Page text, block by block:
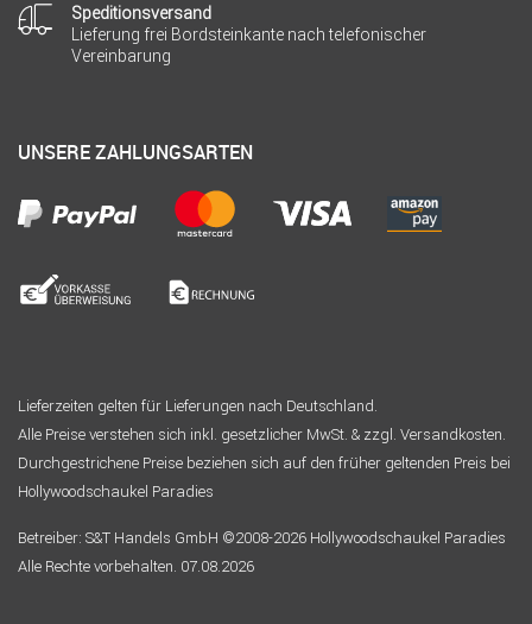
Speditionsversand
Lieferung frei Bordsteinkante nach telefonischer
Vereinbarung
UNSERE ZAHLUNGSARTEN
Lieferzeiten gelten für Lieferungen nach Deutschland.
Alle Preise verstehen sich inkl. gesetzlicher MwSt. & zzgl. Versandkosten.
Durchgestrichene Preise beziehen sich auf den früher geltenden Preis bei
Hollywoodschaukel Paradies
Betreiber: S&T Handels GmbH ©2008-2026 Hollywoodschaukel Paradies
Alle Rechte vorbehalten. 07.08.2026